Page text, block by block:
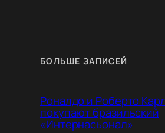
БОЛЬШЕ ЗАПИСЕЙ
Роналдо и Роберто
покупают бразильский
«Интернасьонал»